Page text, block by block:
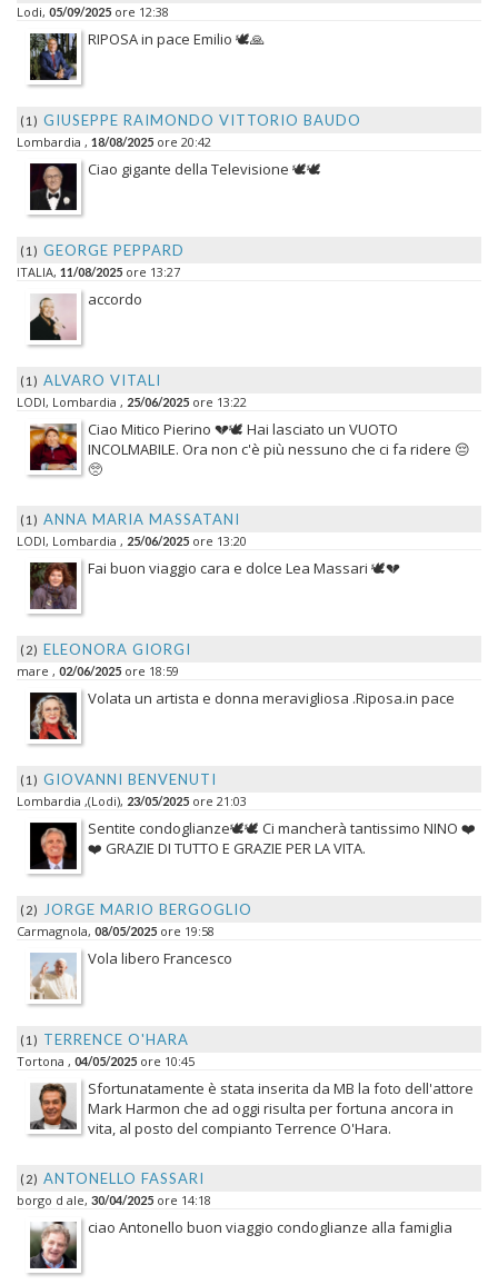
Lodi, 05/09/2025 ore 12:38
RIPOSA in pace Emilio 🕊️🙏
(1) GIUSEPPE RAIMONDO VITTORIO BAUDO
Lombardia , 18/08/2025 ore 20:42
Ciao gigante della Televisione 🕊️🕊️
(1) GEORGE PEPPARD
ITALIA, 11/08/2025 ore 13:27
accordo
(1) ALVARO VITALI
LODI, Lombardia , 25/06/2025 ore 13:22
Ciao Mitico Pierino 💔🕊️ Hai lasciato un VUOTO
INCOLMABILE. Ora non c'è più nessuno che ci fa ridere 😔
🥺
(1) ANNA MARIA MASSATANI
LODI, Lombardia , 25/06/2025 ore 13:20
Fai buon viaggio cara e dolce Lea Massari 🕊️💔
(2) ELEONORA GIORGI
mare , 02/06/2025 ore 18:59
Volata un artista e donna meravigliosa .Riposa.in pace
(1) GIOVANNI BENVENUTI
Lombardia ,(Lodi), 23/05/2025 ore 21:03
Sentite condoglianze🕊️🕊️ Ci mancherà tantissimo NINO ❤️
❤️ GRAZIE DI TUTTO E GRAZIE PER LA VITA.
(2) JORGE MARIO BERGOGLIO
Carmagnola, 08/05/2025 ore 19:58
Vola libero Francesco
(1) TERRENCE O'HARA
Tortona , 04/05/2025 ore 10:45
Sfortunatamente è stata inserita da MB la foto dell'attore
Mark Harmon che ad oggi risulta per fortuna ancora in
vita, al posto del compianto Terrence O'Hara.
(2) ANTONELLO FASSARI
borgo d ale, 30/04/2025 ore 14:18
ciao Antonello buon viaggio condoglianze alla famiglia